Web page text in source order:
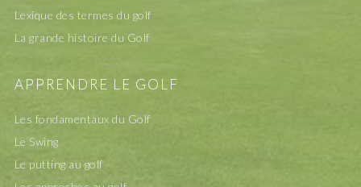
Lexique des termes du golf
La grande histoire du Golf
APPRENDRE LE GOLF
Les fondamentaux du Golf
Le Swing
Le putting au golf